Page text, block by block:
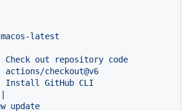
macos-latest
Check out repository code
actions/checkout@v6
Install GitHub CLI